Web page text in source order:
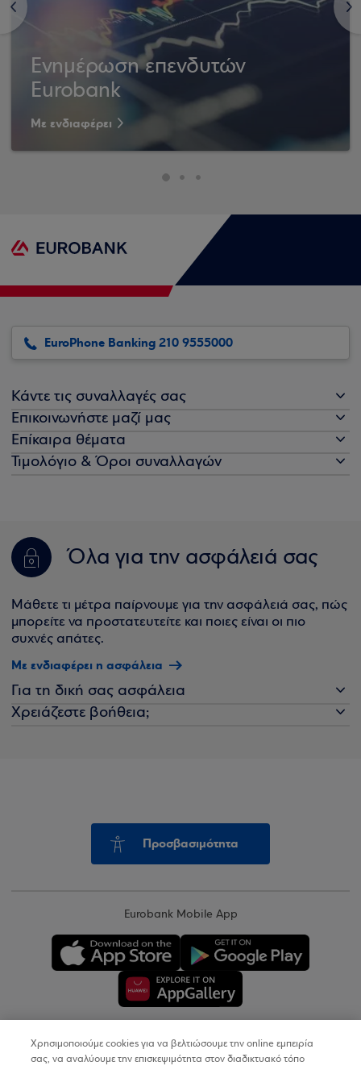
<
Ενημέρωση επενδυτών
Eurobank
Με ενδιαφέρει
>
EuroPhone Banking 210 9555000
Κάντε τις συναλλαγές σας
Επικοινωνήστε μαζί μας
Επίκαιρα θέματα
Τιμολόγιο & Όροι συναλλαγών
Όλα για την ασφάλειά σας
Μάθετε τι μέτρα παίρνουμε για την ασφάλειά σας, πώς
μπορείτε να προστατευτείτε και ποιες είναι οι πιο
συχνές απάτες.
Με ενδιαφέρει η ασφάλεια
Για τη δική σας ασφάλεια
Χρειάζεστε βοήθεια;
Προσβασιμότητα
Eurobank Mobile App
Copyright © 2026
Χρησιμοποιούμε cookies για να βελτιώσουμε την online εμπειρία
σας, να αναλύουμε την επισκεψιμότητα στον διαδικτυακό τόπο